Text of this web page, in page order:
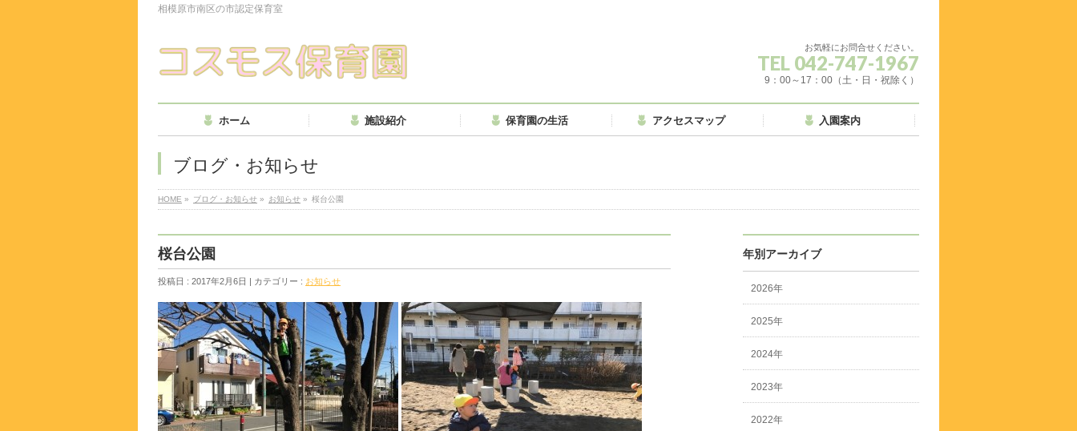
相模原市南区の市認定保育室
お気軽にお問合せください。
TEL 042-747-1967
9：00～17：00（土・日・祝除く）
ホーム 施設紹介 保育園の生活 アクセスマップ 入園案内
ブログ・お知らせ
HOME » ブログ・お知らせ » お知らせ » 桜台公園
桜台公園
投稿日 : 2017年2月6日 | カテゴリー : お知らせ
年別アーカイブ
2026年
2025年
2024年
2023年
2022年